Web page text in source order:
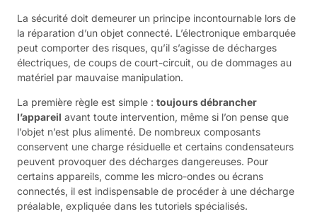
La sécurité doit demeurer un principe incontournable lors de
la réparation d’un objet connecté. L’électronique embarquée
peut comporter des risques, qu’il s’agisse de décharges
électriques, de coups de court-circuit, ou de dommages au
matériel par mauvaise manipulation.
La première règle est simple : toujours débrancher
l’appareil avant toute intervention, même si l’on pense que
l’objet n’est plus alimenté. De nombreux composants
conservent une charge résiduelle et certains condensateurs
peuvent provoquer des décharges dangereuses. Pour
certains appareils, comme les micro-ondes ou écrans
connectés, il est indispensable de procéder à une décharge
préalable, expliquée dans les tutoriels spécialisés.